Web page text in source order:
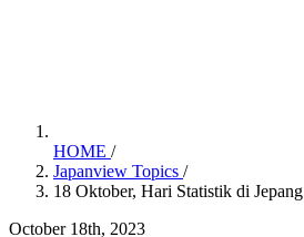
HOME /
Japanview Topics /
18 Oktober, Hari Statistik di Jepang
October 18th, 2023